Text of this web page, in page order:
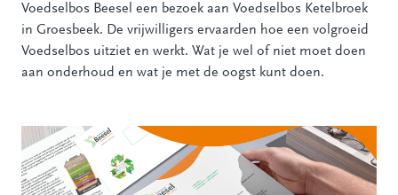
Voedselbos Beesel een bezoek aan Voedselbos Ketelbroek
in Groesbeek. De vrijwilligers ervaarden hoe een volgroeid
Voedselbos uitziet en werkt. Wat je wel of niet moet doen
aan onderhoud en wat je met de oogst kunt doen.